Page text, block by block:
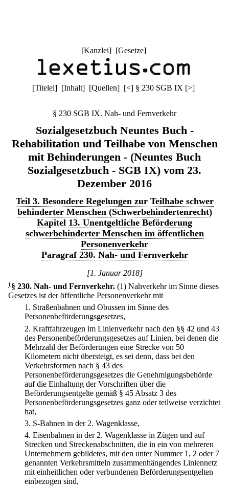
[Kanzlei] [Gesetze]
[Titelei] [Inhalt] [Quellen] [<] § 230 SGB IX [>]
§ 230 SGB IX. Nah- und Fernverkehr
Sozialgesetzbuch Neuntes Buch -
Rehabilitation und Teilhabe von Menschen
mit Behinderungen - (Neuntes Buch
Sozialgesetzbuch - SGB IX) vom 23.
Dezember 2016
Teil 3. Besondere Regelungen zur Teilhabe schwer
behinderter Menschen (Schwerbehindertenrecht)
Kapitel 13. Unentgeltliche Beförderung
schwerbehinderter Menschen im öffentlichen
Personenverkehr
Paragraf 230. Nah- und Fernverkehr
[1. Januar 2018]
1 § 230. Nah- und Fernverkehr. (1) Nahverkehr im Sinne dieses
Gesetzes ist der öffentliche Personenverkehr mit
1. Straßenbahnen und Obussen im Sinne des
Personenbeförderungsgesetzes,
2. Kraftfahrzeugen im Linienverkehr nach den §§ 42 und 43
des Personenbeförderungsgesetzes auf Linien, bei denen die
Mehrzahl der Beförderungen eine Strecke von 50
Kilometern nicht übersteigt, es sei denn, dass bei den
Verkehrsformen nach § 43 des
Personenbeförderungsgesetzes die Genehmigungsbehörde
auf die Einhaltung der Vorschriften über die
Beförderungsentgelte gemäß § 45 Absatz 3 des
Personenbeförderungsgesetzes ganz oder teilweise verzichtet
hat,
3. S-Bahnen in der 2. Wagenklasse,
4. Eisenbahnen in der 2. Wagenklasse in Zügen und auf
Strecken und Streckenabschnitten, die in ein von mehreren
Unternehmern gebildetes, mit den unter Nummer 1, 2 oder 7
genannten Verkehrsmitteln zusammenhängendes Liniennetz
mit einheitlichen oder verbundenen Beförderungsentgelten
einbezogen sind,